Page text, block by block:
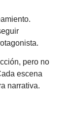
pero no
escena
narrativa.